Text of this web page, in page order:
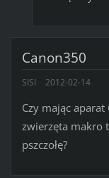
Canon350
SISI 2012-02-14
Czy mając
zwierzęta makro
pszczołę?